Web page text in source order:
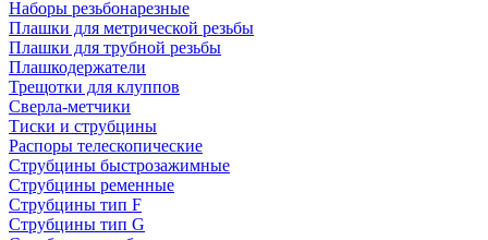
Наборы резьбонарезные
Плашки для метрической резьбы
Плашки для трубной резьбы
Плашкодержатели
Трещотки для клуппов
Сверла-метчики
Тиски и струбцины
Распоры телескопические
Струбцины быстрозажимные
Струбцины ременные
Струбцины тип F
Струбцины тип G